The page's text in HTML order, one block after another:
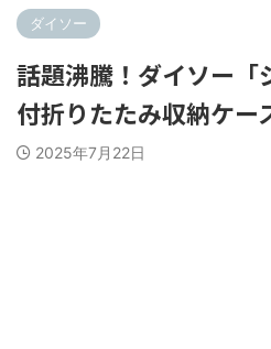
ダイソー
話題沸騰！ダイソー「
付折りたたみ収納ケー
2025年7月22日